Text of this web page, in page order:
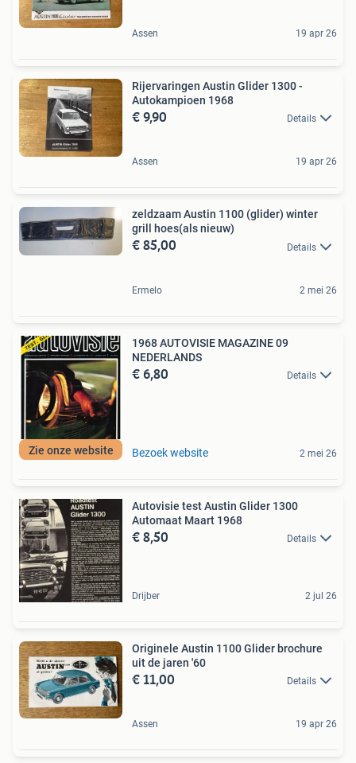
Assen 19 apr 26
Rijervaringen Austin Glider 1300 -
Autokampioen 1968
€ 9,90 Details
Assen 19 apr 26
zeldzaam Austin 1100 (glider) winter
grill hoes(als nieuw)
€ 85,00 Details
Ermelo 2 mei 26
Zie onze website
1968 AUTOVISIE MAGAZINE 09
NEDERLANDS
€ 6,80 Details
Bezoek website 2 mei 26
Autovisie test Austin Glider 1300
Automaat Maart 1968
€ 8,50 Details
Drijber 2 jul 26
Originele Austin 1100 Glider brochure
uit de jaren '60
€ 11,00 Details
Assen 19 apr 26